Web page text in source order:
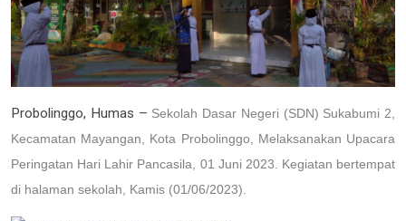
Probolinggo, Humas – Sekolah Dasar Negeri (SDN) Sukabumi 2
Kecamatan Mayangan, Kota Probolinggo , Melaksanakan Upacara
Peringatan Hari Lahir Pancasila, 01 Juni 2023. Kegiatan bertempat
di halaman sekolah, Kamis (01/06/2023).